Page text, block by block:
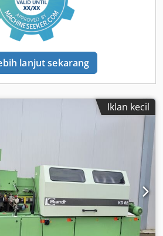
lanjut sekarang
Iklan kecil